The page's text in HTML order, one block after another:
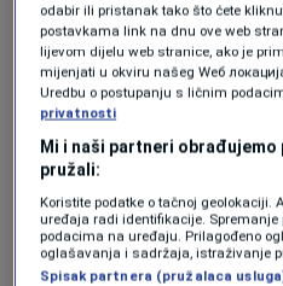
Jedan dio glumaca koje zastupa
„Od početka smo se
agencija koja zastupa
jugoistočne Evrope,
zemljama iz okruženja
Rumunija ili
su glumci, želeći da
odabir ili pristanak tako što ćete
postavkama link na dnu ove web
lijevom dijelu web stranice, ako je
mijenjati u okviru našeg Wеб
Uredbu o postupanju s ličnim
privatnosti
Mi i naši partneri
pružali:
Koristite podatke o tačnoj geolokaciji.
uređaja radi identifikacije.
podacima na uređaju. Prilagođeno
oglašavanja i sadržaja, istraživanje
Spisak partnera (pružalaca